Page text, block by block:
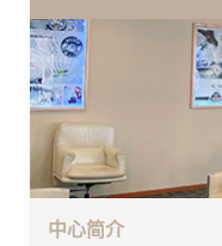
中心简介